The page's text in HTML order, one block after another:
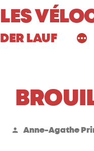
Aller
LES
DER LAUF
Publié
Anne-Agathe